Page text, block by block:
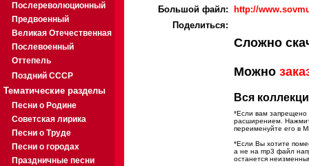
Послереволюционный
Предвоенный
Великая Отечественная
Послевоенный
Оттепель
Поздний СССР
Тематические разделы
Песни о Родине
Советская лирика
Песни о Труде
Песни о городах
Праздничные песни
Большой файл:
http://
Поделиться:
Сложно
Можно
Вся
*Если вам запрещено
расширением.
переименуйте его в
*Если Вы хотите
а не на mp3 файл
останется